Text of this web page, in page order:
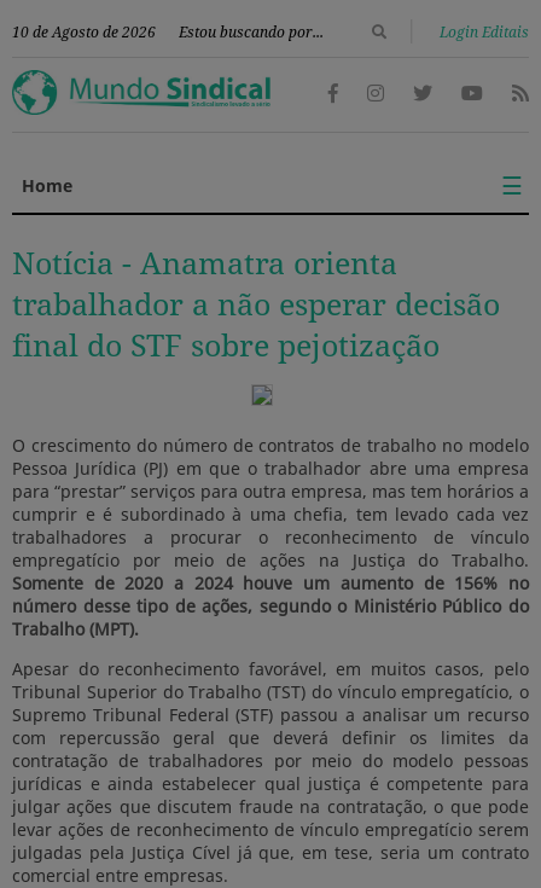
10 de Agosto de 2026 Login Editais
Home ☰
Notícia - Anamatra orienta
trabalhador a não esperar decisão
final do STF sobre pejotização
O crescimento do número de contratos de trabalho no modelo
Pessoa Jurídica (PJ) em que o trabalhador abre uma empresa
para “prestar” serviços para outra empresa, mas tem horários a
cumprir e é subordinado à uma chefia, tem levado cada vez
trabalhadores a procurar o reconhecimento de vínculo
empregatício por meio de ações na Justiça do Trabalho.
Somente de 2020 a 2024 houve um aumento de 156% no
número desse tipo de ações, segundo o Ministério Público do
Trabalho (MPT).
Apesar do reconhecimento favorável, em muitos casos, pelo
Tribunal Superior do Trabalho (TST) do vínculo empregatício, o
Supremo Tribunal Federal (STF) passou a analisar um recurso
com repercussão geral que deverá definir os limites da
contratação de trabalhadores por meio do modelo pessoas
jurídicas e ainda estabelecer qual justiça é competente para
julgar ações que discutem fraude na contratação, o que pode
levar ações de reconhecimento de vínculo empregatício serem
julgadas pela Justiça Cível já que, em tese, seria um contrato
comercial entre empresas.